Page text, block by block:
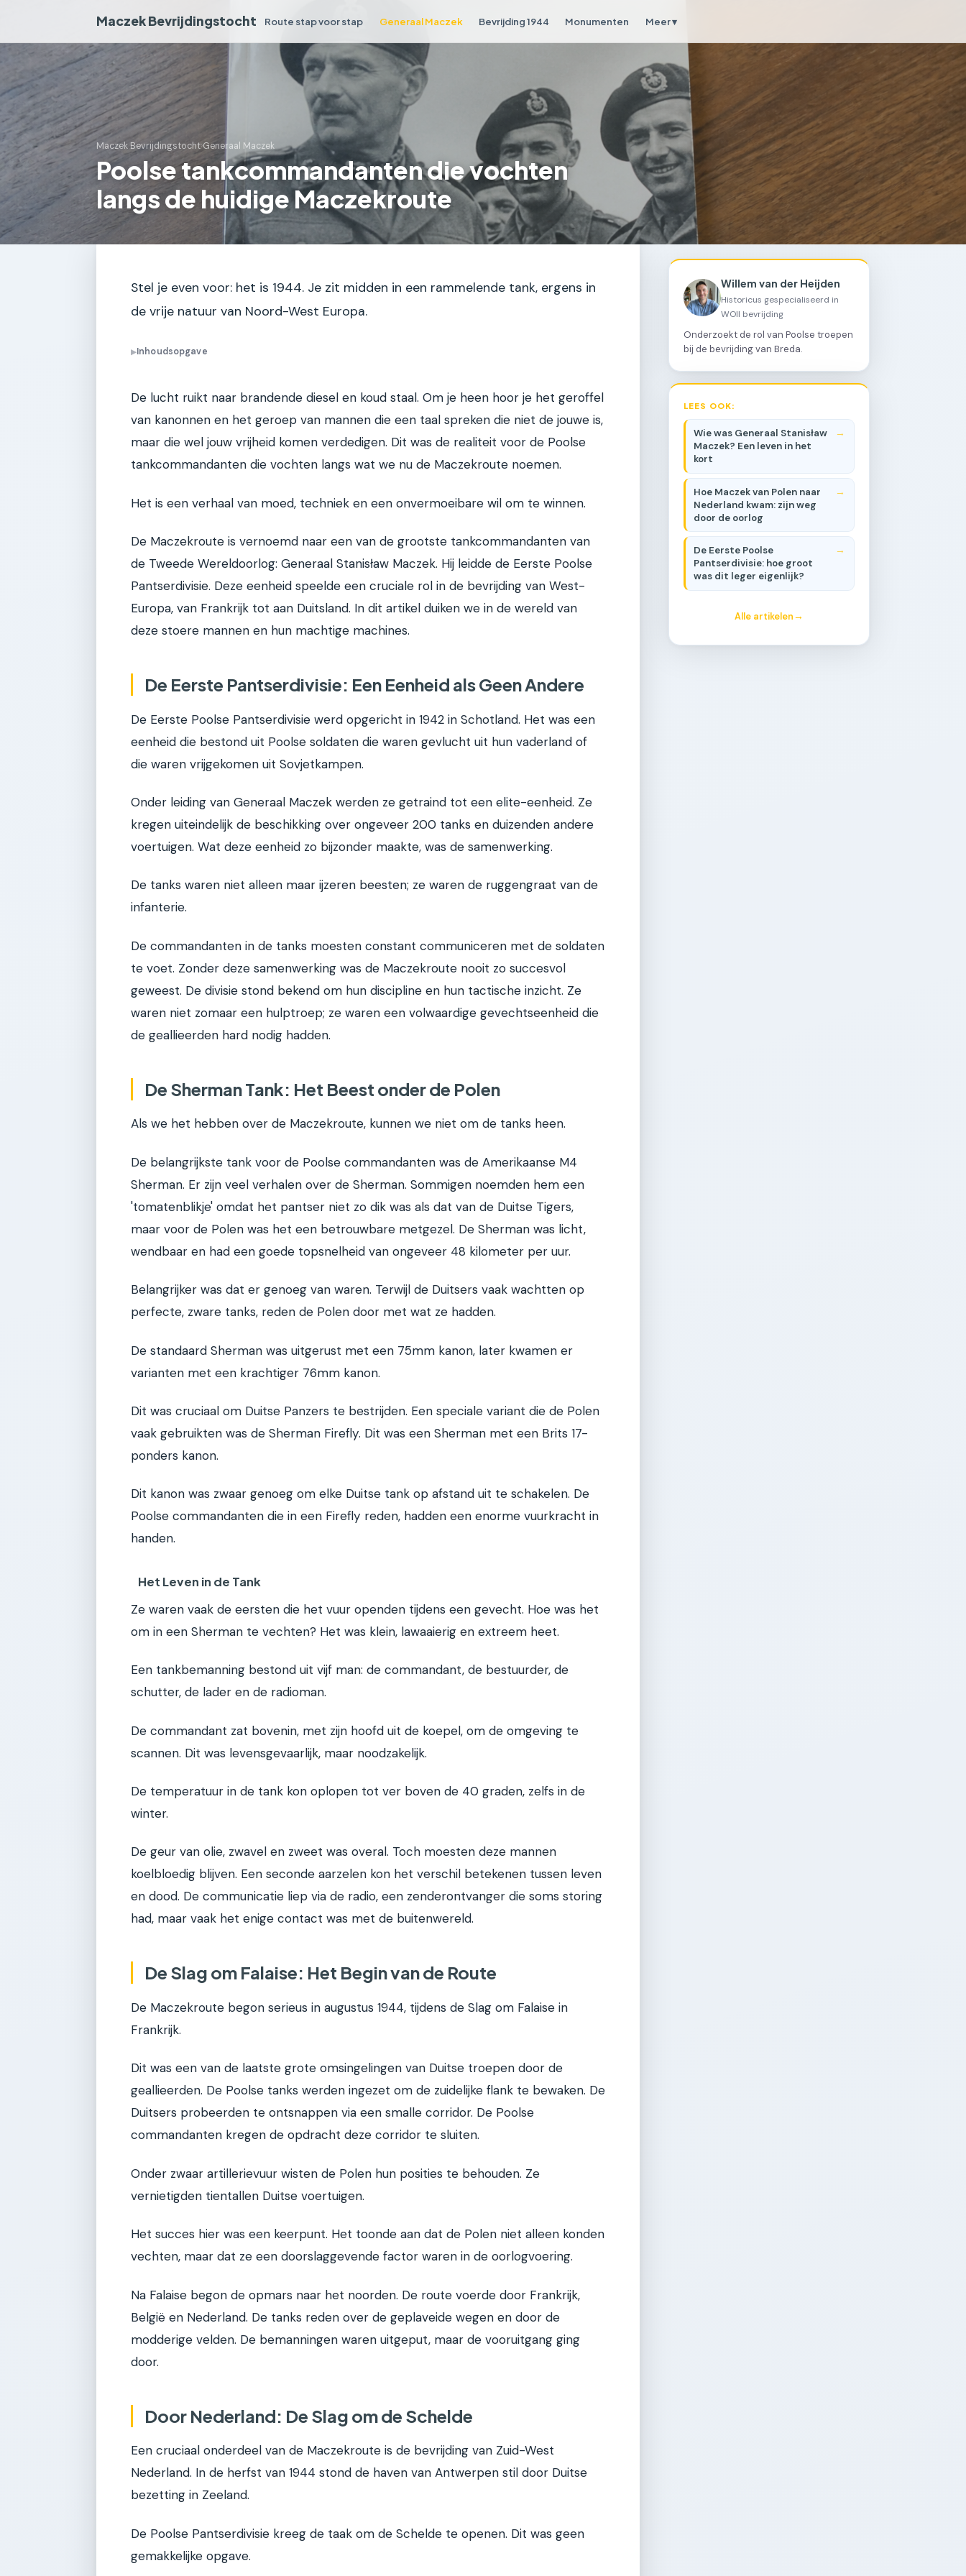
Maczek Bevrijdingstocht Route stap voor stap Generaal Maczek Bevrijding 1944 Monumenten Meer ▾
Maczek Bevrijdingstocht›Generaal Maczek
Poolse tankcommandanten die vochten
langs de huidige Maczekroute
Stel je even voor: het is 1944. Je zit midden in een rammelende tank, ergens in
de vrije natuur van Noord-West Europa.
▶Inhoudsopgave
De lucht ruikt naar brandende diesel en koud staal. Om je heen hoor je het geroffel
van kanonnen en het geroep van mannen die een taal spreken die niet de jouwe is,
maar die wel jouw vrijheid komen verdedigen. Dit was de realiteit voor de Poolse
tankcommandanten die vochten langs wat we nu de Maczekroute noemen.
Het is een verhaal van moed, techniek en een onvermoeibare wil om te winnen.
De Maczekroute is vernoemd naar een van de grootste tankcommandanten van
de Tweede Wereldoorlog: Generaal Stanisław Maczek. Hij leidde de Eerste Poolse
Pantserdivisie. Deze eenheid speelde een cruciale rol in de bevrijding van West-
Europa, van Frankrijk tot aan Duitsland. In dit artikel duiken we in de wereld van
deze stoere mannen en hun machtige machines.
De Eerste Pantserdivisie: Een Eenheid als Geen Andere
De Eerste Poolse Pantserdivisie werd opgericht in 1942 in Schotland. Het was een
eenheid die bestond uit Poolse soldaten die waren gevlucht uit hun vaderland of
die waren vrijgekomen uit Sovjetkampen.
Onder leiding van Generaal Maczek werden ze getraind tot een elite-eenheid. Ze
kregen uiteindelijk de beschikking over ongeveer 200 tanks en duizenden andere
voertuigen. Wat deze eenheid zo bijzonder maakte, was de samenwerking.
De tanks waren niet alleen maar ijzeren beesten; ze waren de ruggengraat van de
infanterie.
De commandanten in de tanks moesten constant communiceren met de soldaten
te voet. Zonder deze samenwerking was de Maczekroute nooit zo succesvol
geweest. De divisie stond bekend om hun discipline en hun tactische inzicht. Ze
waren niet zomaar een hulptroep; ze waren een volwaardige gevechtseenheid die
de geallieerden hard nodig hadden.
De Sherman Tank: Het Beest onder de Polen
Als we het hebben over de Maczekroute, kunnen we niet om de tanks heen.
De belangrijkste tank voor de Poolse commandanten was de Amerikaanse M4
Sherman. Er zijn veel verhalen over de Sherman. Sommigen noemden hem een
'tomatenblikje' omdat het pantser niet zo dik was als dat van de Duitse Tigers,
maar voor de Polen was het een betrouwbare metgezel. De Sherman was licht,
wendbaar en had een goede topsnelheid van ongeveer 48 kilometer per uur.
Belangrijker was dat er genoeg van waren. Terwijl de Duitsers vaak wachtten op
perfecte, zware tanks, reden de Polen door met wat ze hadden.
De standaard Sherman was uitgerust met een 75mm kanon, later kwamen er
varianten met een krachtiger 76mm kanon.
Dit was cruciaal om Duitse Panzers te bestrijden. Een speciale variant die de Polen
vaak gebruikten was de Sherman Firefly. Dit was een Sherman met een Brits 17-
ponders kanon.
Dit kanon was zwaar genoeg om elke Duitse tank op afstand uit te schakelen. De
Poolse commandanten die in een Firefly reden, hadden een enorme vuurkracht in
handen.
Het Leven in de Tank
Ze waren vaak de eersten die het vuur openden tijdens een gevecht. Hoe was het
om in een Sherman te vechten? Het was klein, lawaaierig en extreem heet.
Een tankbemanning bestond uit vijf man: de commandant, de bestuurder, de
schutter, de lader en de radioman.
De commandant zat bovenin, met zijn hoofd uit de koepel, om de omgeving te
scannen. Dit was levensgevaarlijk, maar noodzakelijk.
De temperatuur in de tank kon oplopen tot ver boven de 40 graden, zelfs in de
winter.
De geur van olie, zwavel en zweet was overal. Toch moesten deze mannen
koelbloedig blijven. Een seconde aarzelen kon het verschil betekenen tussen leven
en dood. De communicatie liep via de radio, een zenderontvanger die soms storing
had, maar vaak het enige contact was met de buitenwereld.
De Slag om Falaise: Het Begin van de Route
De Maczekroute begon serieus in augustus 1944, tijdens de Slag om Falaise in
Frankrijk.
Dit was een van de laatste grote omsingelingen van Duitse troepen door de
geallieerden. De Poolse tanks werden ingezet om de zuidelijke flank te bewaken. De
Duitsers probeerden te ontsnappen via een smalle corridor. De Poolse
commandanten kregen de opdracht deze corridor te sluiten.
Onder zwaar artillerievuur wisten de Polen hun posities te behouden. Ze
vernietigden tientallen Duitse voertuigen.
Het succes hier was een keerpunt. Het toonde aan dat de Polen niet alleen konden
vechten, maar dat ze een doorslaggevende factor waren in de oorlogvoering.
Na Falaise begon de opmars naar het noorden. De route voerde door Frankrijk,
België en Nederland. De tanks reden over de geplaveide wegen en door de
modderige velden. De bemanningen waren uitgeput, maar de vooruitgang ging
door.
Door Nederland: De Slag om de Schelde
Een cruciaal onderdeel van de Maczekroute is de bevrijding van Zuid-West
Nederland. In de herfst van 1944 stond de haven van Antwerpen stil door Duitse
bezetting in Zeeland.
De Poolse Pantserdivisie kreeg de taak om de Schelde te openen. Dit was geen
gemakkelijke opgave.
Willem van der Heijden
Historicus gespecialiseerd in
WOII bevrijding
Onderzoekt de rol van Poolse troepen
bij de bevrijding van Breda.
LEES OOK:
Wie was Generaal Stanisław
Maczek? Een leven in het
kort
Hoe Maczek van Polen naar
Nederland kwam: zijn weg
door de oorlog
De Eerste Poolse
Pantserdivisie: hoe groot
was dit leger eigenlijk?
Alle artikelen